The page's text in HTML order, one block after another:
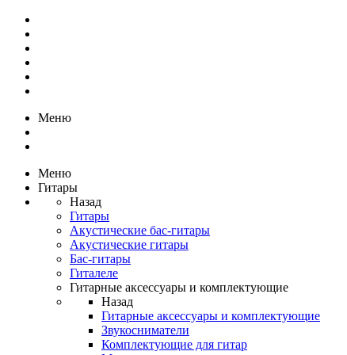
Меню
Меню
Гитары
Назад
Гитары
Акустические бас-гитары
Акустические гитары
Бас-гитары
Гиталеле
Гитарные аксессуары и комплектующие
Назад
Гитарные аксессуары и комплектующие
Звукосниматели
Комплектующие для гитар